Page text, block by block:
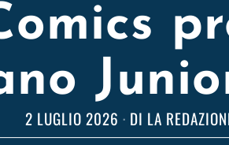
2 LUGLIO 2026 DI LA